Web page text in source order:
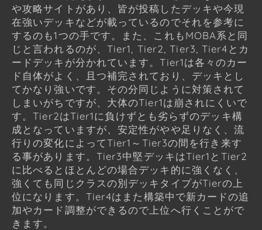
や攻略サイトがあり、皆が投稿したデッキや今現
在強いデッキなどが載っているのでそれを参考に
するのも1つの手です。また、これもMOBA系と同
じと言われるのが、Tier1, Tier2, Tier3, Tier4とカ
ードデッキが分かれています。Tier1は各々のカー
ド自体がよく、且つ補完されており、デッキとし
てかなり強いです。その分同じように対策されて
しまいがちですが、大体のTier1は崩されにくいで
す。Tier2はTier1に負けずとも劣らずのデッキ構
成となっていますが、安定性がやや足りなく、流
行りの変化によってTier1～Tier3の間を行き来す
る事があります。Tier3中堅デッキはTier1とTier2
に比べるとほとんどの場合デッキ的に強くなく、
強くても同じクラスの別デッキタイプがTierの上
位になります。Tier4はまた構築中で新カードの追
加やカード調整ができるので上位へ行くことがで
きます。